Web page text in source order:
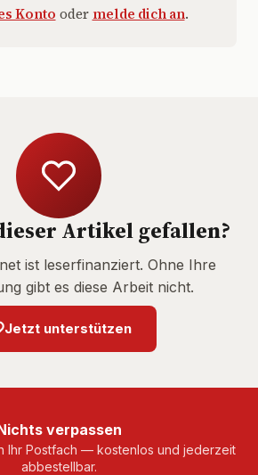
Konto oder melde dich an.
Artikel gefallen?
ist leserfinanziert. Ohne Ihre
gibt es diese Arbeit nicht.
Jetzt unterstützen
verpassen
Ihr Postfach — kostenlos und jederzeit
abbestellbar.